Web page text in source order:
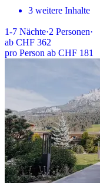
3 weitere Inhalte
1-7 Nächte·2 Personen·
ab CHF 362
pro Person ab CHF 181